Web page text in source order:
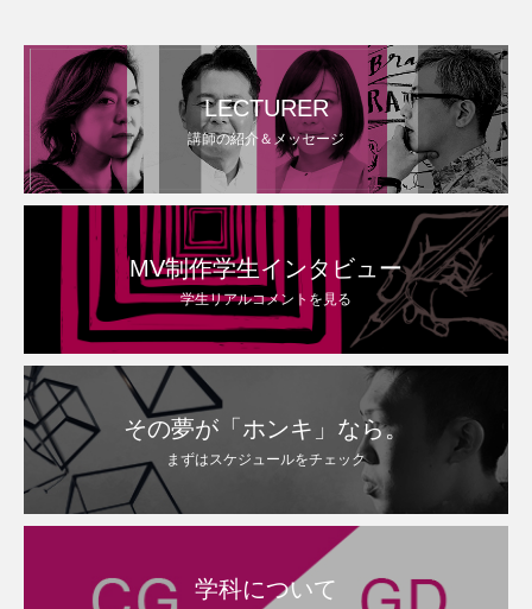
LECTURER
講師の紹介＆メッセージ
MV制作学生インタビュー
学生リアルコメントを見る
その夢が「ホンキ」なら。
まずはスケジュールをチェック
学科について